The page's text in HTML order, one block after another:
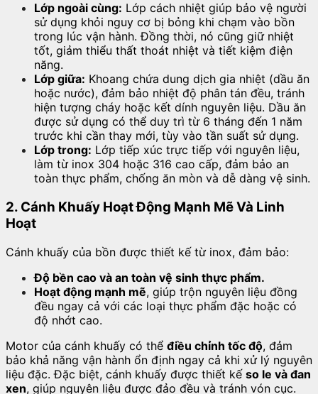
Lớp ngoài cùng: Lớp cách nhiệt giúp bảo vệ người
sử dụng khỏi nguy cơ bị bỏng khi chạm vào bồn
trong lúc vận hành. Đồng thời, nó cũng giữ nhiệt
tốt, giảm thiểu thất thoát nhiệt và tiết kiệm điện
năng.
Lớp giữa: Khoang chứa dung dịch gia nhiệt (dầu ăn
hoặc nước), đảm bảo nhiệt độ phân tán đều, tránh
hiện tượng cháy hoặc kết dính nguyên liệu. Dầu ăn
được sử dụng có thể duy trì từ 6 tháng đến 1 năm
trước khi cần thay mới, tùy vào tần suất sử dụng.
Lớp trong: Lớp tiếp xúc trực tiếp với nguyên liệu,
làm từ inox 304 hoặc 316 cao cấp, đảm bảo an
toàn thực phẩm, chống ăn mòn và dễ dàng vệ sinh.
2. Cánh Khuấy Hoạt Động Mạnh Mẽ Và Linh
Hoạt
Cánh khuấy của bồn được thiết kế từ inox, đảm bảo:
Độ bền cao và an toàn vệ sinh thực phẩm.
Hoạt động mạnh mẽ, giúp trộn nguyên liệu đồng
đều ngay cả với các loại thực phẩm đặc hoặc có
độ nhớt cao.
Motor của cánh khuấy có thể điều chỉnh tốc độ, đảm
bảo khả năng vận hành ổn định ngay cả khi xử lý nguyên
liệu đặc. Đặc biệt, cánh khuấy được thiết kế so le và đan
xen, giúp nguyên liệu được đảo đều và tránh vón cục.